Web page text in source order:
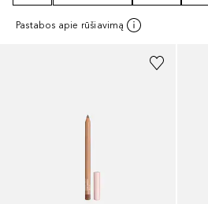
Pastabos apie rūšiavimą
+9